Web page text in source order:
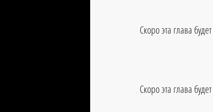
Скоро эта глава
Скоро эта глава